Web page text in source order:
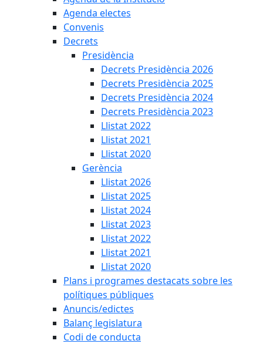
Agenda electes
Convenis
Decrets
Presidència
Decrets Presidència 2026
Decrets Presidència 2025
Decrets Presidència 2024
Decrets Presidència 2023
Llistat 2022
Llistat 2021
Llistat 2020
Gerència
Llistat 2026
Llistat 2025
Llistat 2024
Llistat 2023
Llistat 2022
Llistat 2021
Llistat 2020
Plans i programes destacats sobre les
polítiques públiques
Anuncis/edictes
Balanç legislatura
Codi de conducta